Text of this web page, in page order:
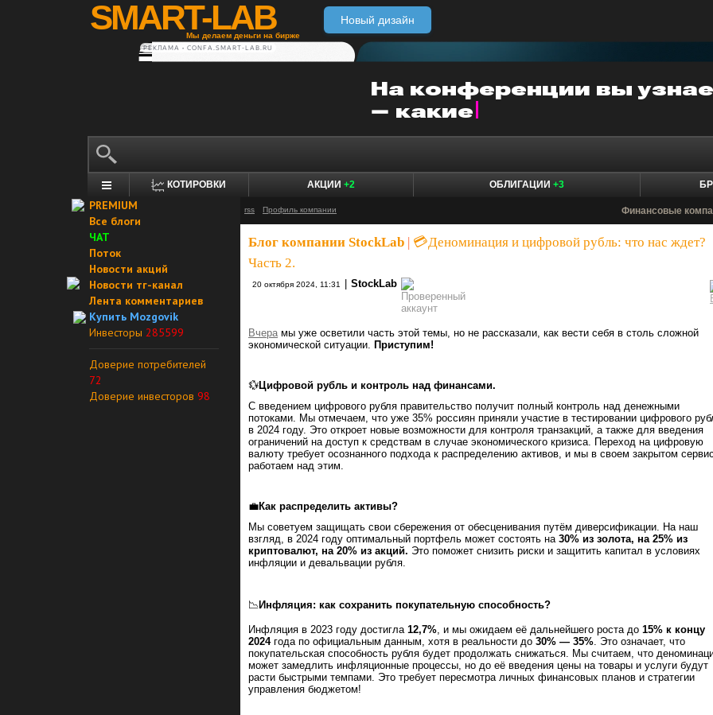
SMART-LAB
Мы делаем деньги на бирже
Новый дизайн
РЕКЛАМА • CONFA.SMART-LAB.RU
КОТИРОВКИ АКЦИИ +2 ОБЛИГАЦИИ +3
PREMIUM
Все блоги
ЧАТ
Поток
Новости акций
Новости тг-канал
Лента комментариев
Купить Mozgovik
Инвесторы 285599
Доверие потребителей
72
Доверие инвесторов 98
rss Профиль компании Финансовые
Блог компании StockLab
💳Деноминация и цифровой рубль: что нас ждет?
Часть 2.
20 октября 2024, 11:31 StockLab
Вчера мы уже осветили часть этой темы, но не рассказали, как вести себя в столь сложной
экономической ситуации. Приступим!
💱Цифровой рубль и контроль над финансами.
С введением цифрового рубля правительство получит полный контроль над денежными
потоками. Мы отмечаем, что уже 35% россиян приняли участие в тестировании цифрового
в 2024 году. Это откроет новые возможности для контроля транзакций, а также для введения
ограничений на доступ к средствам в случае экономического кризиса. Переход на цифровую
валюту требует осознанного подхода к распределению активов, и мы в своем закрытом
работаем над этим.
💼Как распределить активы?
Мы советуем защищать свои сбережения от обесценивания путём диверсификации. На наш
взгляд, в 2024 году оптимальный портфель может состоять на 30% из золота, на 25% из
криптовалют, на 20% из акций. Это поможет снизить риски и защитить капитал в условиях
инфляции и девальвации рубля.
📉 Инфляция: как сохранить покупательную способность?
Инфляция в 2023 году достигла 12,7% , и мы ожидаем её дальнейшего роста до 15% к концу
2024 года по официальным данным, хотя в реальности до 30% — 35% . Это означает, что
покупательская способность рубля будет продолжать снижаться. Мы считаем, что
может замедлить инфляционные процессы, но до её введения цены на товары и услуги будут
расти быстрыми темпами. Это требует пересмотра личных финансовых планов и стратегии
управления бюджетом!